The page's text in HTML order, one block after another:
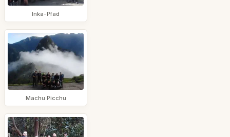
Inka-Pfad
Machu Picchu